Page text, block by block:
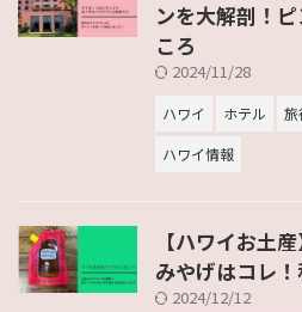
ンを大解剖！
ころ
2024/11/28
ハワイ ホテル 旅
ハワイ情報
【ハワイお土
みやげはコレ
2024/12/12